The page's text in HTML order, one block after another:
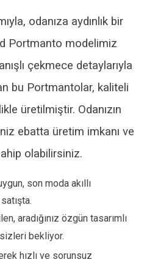
odanıza aydınlık bir
Portmanto modelimiz
çekmece detaylarıyla
bu Portmantolar, kaliteli
üretilmiştir. Odanızın
ebatta üretim imkanı ve
olabilirsiniz.
son moda akıllı
aradığınız özgün tasarımlı
bekliyor.
hızlı ve sorunsuz